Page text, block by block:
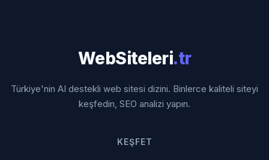
WebSiteleri.tr
Türkiye'nin AI destekli web sitesi dizini. Binlerce kaliteli siteyi
keşfedin, SEO analizi yapın.
KEŞFET